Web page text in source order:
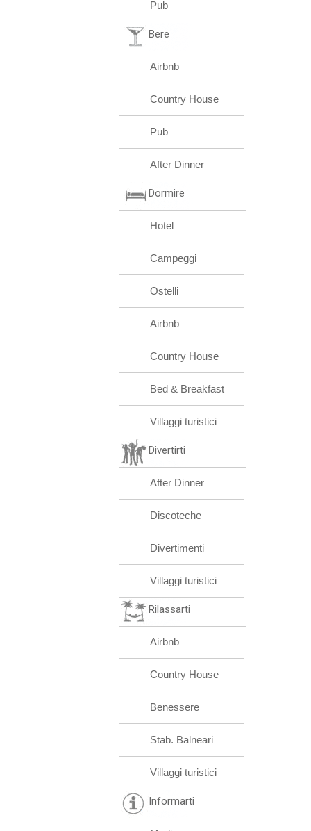
Pub
Bere
Airbnb
Country House
Pub
After Dinner
Dormire
Hotel
Campeggi
Ostelli
Airbnb
Country House
Bed & Breakfast
Villaggi turistici
Divertirti
After Dinner
Discoteche
Divertimenti
Villaggi turistici
Rilassarti
Airbnb
Country House
Benessere
Stab. Balneari
Villaggi turistici
Informarti